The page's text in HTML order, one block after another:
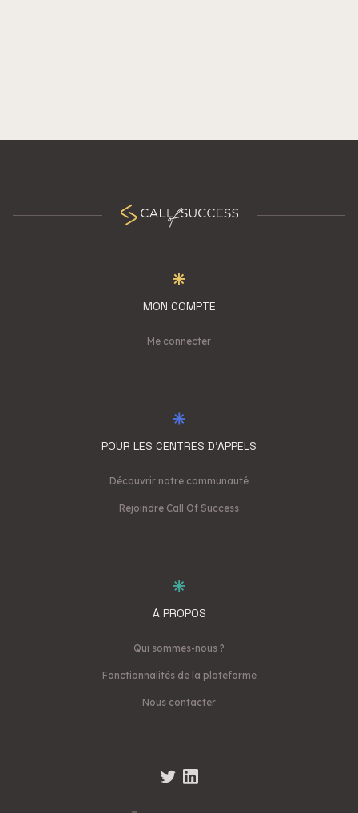
MON COMPTE
Me connecter
POUR LES CENTRES D'APPELS
Découvrir notre communauté
Rejoindre Call Of Success
À PROPOS
Qui sommes-nous ?
Fonctionnalités de la plateforme
Nous contacter